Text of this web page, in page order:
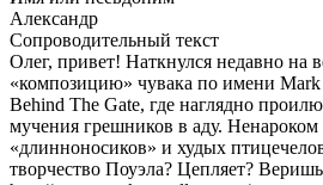
Александр
Сопроводительный текст
Олег, привет! Наткнулся недавно на
«композицию» чувака по имени
Behind The Gate, где наглядно
мучения грешников в аду.
«длинноносиков» и худых
творчество Поуэла? Цепляет?